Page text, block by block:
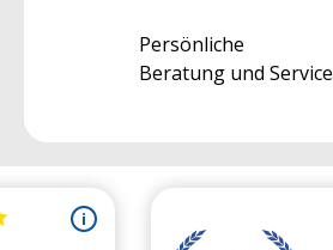
Persönliche
Beratung und Service